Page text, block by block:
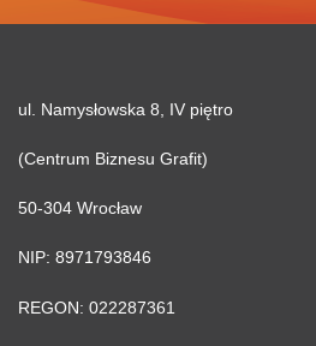
ul. Namysłowska 8, IV piętro
(Centrum Biznesu Grafit)
50-304 Wrocław
NIP: 8971793846
REGON: 022287361